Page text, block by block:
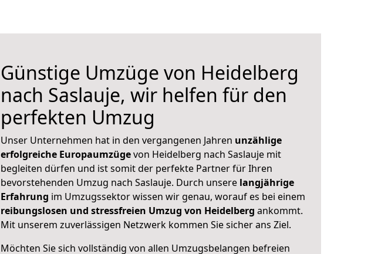
Günstige Umzüge von Heidelberg
nach Saslauje, wir helfen für den
perfekten Umzug
Unser Unternehmen hat in den vergangenen Jahren unzählige
erfolgreiche Europaumzügevon Heidelberg nach Saslauje mit
begleiten dürfen und ist somit der perfekte Partner für Ihren
bevorstehenden Umzug nach Saslauje. Durch unsere langjährige
Erfahrung im Umzugssektor wissen wir genau, worauf es bei einem
reibungslosen und stressfreien Umzug von Heidelberg ankommt.
Mit unserem zuverlässigen Netzwerk kommen Sie sicher ans Ziel.
Möchten Sie sich vollständig von allen Umzugsbelangen befreien